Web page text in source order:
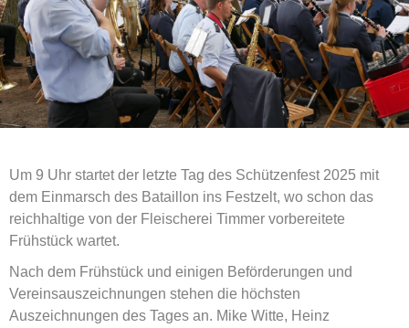
Um 9 Uhr startet der letzte Tag des Schützenfest 2025 mit
dem Einmarsch des Bataillon ins Festzelt, wo schon das
reichhaltige von der Fleischerei Timmer vorbereitete
Frühstück wartet.
Nach dem Frühstück und einigen Beförderungen und
Vereinsauszeichnungen stehen die höchsten
Auszeichnungen des Tages an. Mike Witte, Heinz